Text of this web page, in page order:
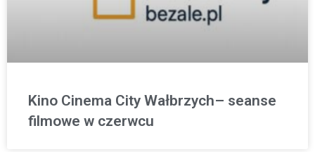
Kino Cinema City Wałbrzych– seanse
filmowe w czerwcu